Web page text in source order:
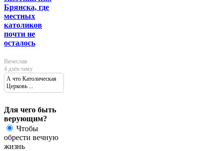
Брянска, где
местных
католиков
почти не
осталось
Вячеслав
4 дзён таму
А что Католическая
Церковь ...
Для чего быть
верующим?
Чтобы
обрести вечную
жизнь